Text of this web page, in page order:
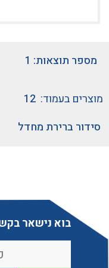
מספר תוצאות: 1
מוצרים בעמוד:
בוא נישאר